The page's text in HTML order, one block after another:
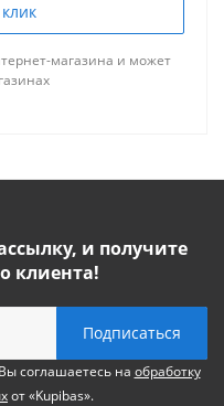
магазина и может
и получите
клиента!
соглашаетесь на обработку
от «Kupibas».